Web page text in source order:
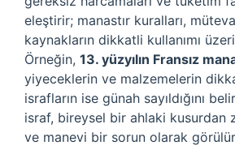
eleştirir; manastır kuralları,
kaynakların dikkatli kullanımı
Örneğin, 13. yüzyılın Fransız
yiyeceklerin ve malzemelerin
israfların ise günah sayıldığını
israf, bireysel bir ahlaki kusurdan
ve manevi bir sorun olarak